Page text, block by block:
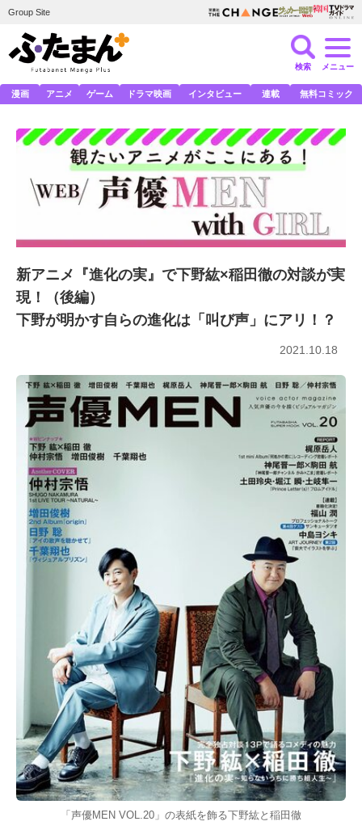
Group Site
検索 メニュー
漫画 アニメ ゲーム ドラマ映画 インタビュー 連載 無料コミック
新アニメ『進化の実』で下野紘×稲田徹の対談が実
現！（後編）
下野が明かす自らの進化は「叫び声」にアリ！？
2021.10.18
「声優MEN VOL.20」の表紙を飾る下野紘と稲田徹